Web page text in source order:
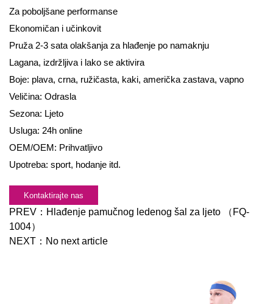
Za poboljšane performanse
Ekonomičan i učinkovit
Pruža 2-3 sata olakšanja za hlađenje po namaknju
Lagana, izdržljiva i lako se aktivira
Boje: plava, crna, ružičasta, kaki, američka zastava, vapno
Veličina: Odrasla
Sezona: Ljeto
Usluga: 24h online
OEM/OEM: Prihvatljivo
Upotreba: sport, hodanje itd.
Kontaktirajte nas
PREV： Hlađenje pamučnog ledenog šal za ljeto （FQ-
1004）
NEXT： No next article